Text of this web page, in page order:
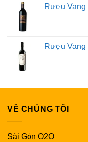
Rượu Vang
Rượu Vang
VỀ CHÚNG TÔI
Sài Gòn O2O